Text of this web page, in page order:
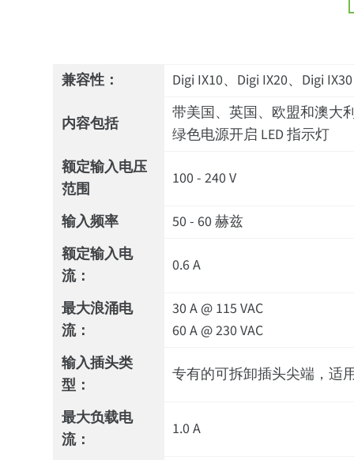
兼容性： Digi IX10、Digi IX20、Digi IX30
内容包括
带美国、英国、欧盟和澳大
绿色电源开启 LED 指示灯
额定输入电压
范围
100 - 240 V
输入频率
50 - 60 赫兹
额定输入电
流：
0.6 A
最大浪涌电
流：
30 A @ 115 VAC
60 A @ 230 VAC
输入插头类
型：
专有的可拆卸插头尖端，适
最大负载电
流：
1.0 A